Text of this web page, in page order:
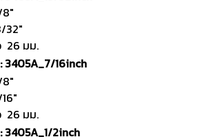
8"
32"
26 มม.
: 3405A_7/16inch
8"
26 มม.
: 3405A_1/2inch